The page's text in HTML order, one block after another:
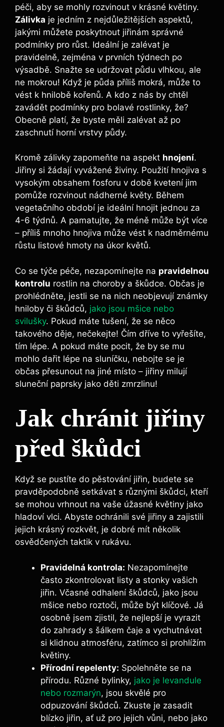
péči, aby se mohly ‌rozvinout v krásné‍ květiny.
Zálivka je jedním⁢ z nejdůležitějších aspektů,
jakými můžete poskytnout jiřinám správné
podmínky pro růst. Ideální je zalévat je
pravidelně, zejména v prvních týdnech po
výsadbě. Snažte⁢ se udržovat ‌půdu vlhkou, ale
ne mokrou!⁣ Když je půda příliš ⁢mokrá, může to
vést k ‍hnilobě kořenů. A kdo z nás by chtěl
zavádět podmínky pro bolavé rostlinky, že?
Obecně platí, ⁣že byste měli zalévat až po
zaschnutí horní vrstvy půdy.
Kromě zálivky zapomeňte na‍ aspekt hnojení.
Jiřiny si žádají⁣ vyvážené živiny. Použití ‍hnojiva s
vysokým obsahem⁣ fosforu v⁤ době kvetení jim
pomůže rozvinout nádherné​ květy. Během
vegetačního​ období je ideální hnojit jednou za
4-6 týdnů. A pamatujte,‌ že méně může být více
– příliš mnoho hnojiva může vést k nadměrnému
růstu listové hmoty na úkor květů.
Co se týče péče, nezapomínejte na pravidelnou
kontrolu rostlin na choroby a škůdce. Občas je
prohlédněte, jestli se na nich neobjevují známky
hniloby či škůdců, jako jsou mšice nebo
svilušky. Pokud máte tušení, že se něco
takového děje, nečekejte! Čím dříve ⁤to vyřešíte,
tím lépe. A pokud máte pocit, že by se mu
mohlo dařit lépe na sluníčku, nebojte se je
občas přesunout⁢ na jiné ⁤místo –⁣ jiřiny milují
sluneční paprsky jako ‍děti zmrzlinu!
Jak chránit jiřiny
před škůdci
Když se pustíte do pěstování jiřin, budete se
pravděpodobně setkávat s různými škůdci, kteří
se mohou vrhnout na vaše úžasné ⁢květiny ‌jako
hladoví vlci. Abyste ‌ochránili své jiřiny ⁣a zajistili
jejich krásný rozkvět, je dobré ⁤mít několik
osvědčených ‌taktik v rukávu.
Pravidelná kontrola: Nezapomínejte
často zkontrolovat listy a stonky vašich
jiřin. Včasné odhalení škůdců, jako jsou
mšice nebo roztoči, může být⁣ klíčové. Já
osobně⁣ jsem zjistil, že‍ nejlepší je vyrazit
do zahrady s šálkem čaje a vychutnávat
si klidnou atmosféru, zatímco si prohlížím
květiny.
Přírodní repelenty: Spolehněte se na
přírodu. Různé bylinky, jako je levandule
nebo rozmarýn, jsou skvělé pro
odpuzování škůdců. Zkuste je zasadit
blízko jiřin, ať už pro jejich vůni, nebo jako